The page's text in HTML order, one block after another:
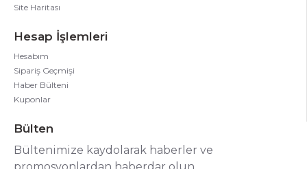
Site Haritası
Hesap İşlemleri
Hesabım
Sipariş Geçmişi
Haber Bülteni
Kuponlar
Bülten
Bültenimize kaydolarak haberler ve